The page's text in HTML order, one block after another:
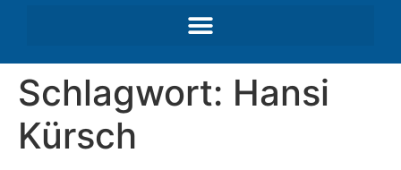
Schlagwort: Hansi
Kürsch